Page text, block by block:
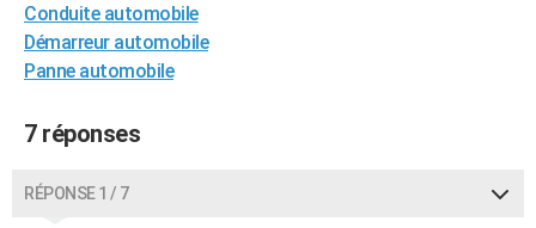
Alimentation
Guide de la santé
Maladies
Médicaments
Sommeil
Destinations
City break
Voyage nature
Voyage de noces
Forum
Climat
PHOTO
GUIDES D'ACHAT
Conduite automobile
Démarreur automobile
Panne automobile
7 réponses
RÉPONSE 1 / 7